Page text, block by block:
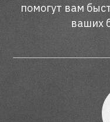
помогут вам
ваших